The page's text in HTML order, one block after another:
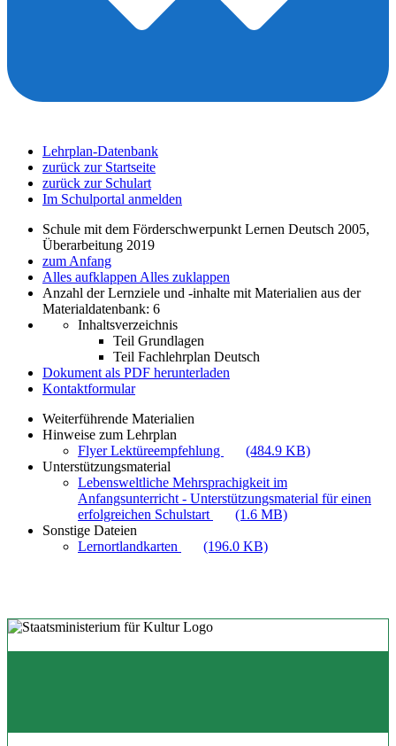
Lehrplan-Datenbank
zurück zur Startseite
zurück zur Schulart
Im Schulportal anmelden
Schule mit dem Förderschwerpunkt Lernen Deutsch 2005,
Überarbeitung 2019
zum Anfang
Alles aufklappen Alles zuklappen
Anzahl der Lernziele und -inhalte mit Materialien aus der
Materialdatenbank: 6
Inhaltsverzeichnis
Teil Grundlagen
Teil Fachlehrplan Deutsch
Dokument als PDF herunterladen
Kontaktformular
Weiterführende Materialien
Hinweise zum Lehrplan
Flyer Lektüreempfehlung
(484.9 KB)
Unterstützungsmaterial
Lebensweltliche Mehrsprachigkeit im
Anfangsunterricht - Unterstützungsmaterial für einen
erfolgreichen Schulstart
(1.6 MB)
Sonstige Dateien
Lernortlandkarten
(196.0 KB)